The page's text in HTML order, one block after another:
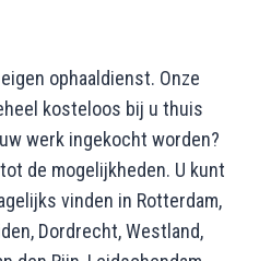
ophaaldienst. Onze
kosteloos bij u thuis
werk ingekocht worden?
de mogelijkheden. U kunt
vinden in Rotterdam,
Dordrecht, Westland,